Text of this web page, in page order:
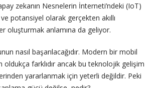
zekanın Nesnelerin İnterneti’ndeki (IoT)
ve potansiyel olarak gerçekten akıllı
oluşturmak anlamına da geliyor.
nasıl başarılacağıdır. Modern bir mobil
oldukça farklıdır ancak bu teknolojik gelişim
yararlanmak için yeterli değildir. Peki